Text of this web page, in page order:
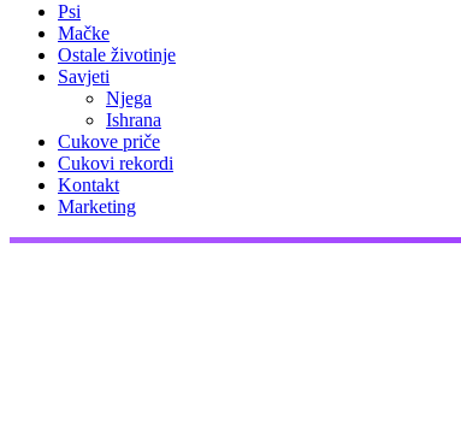
Psi
Mačke
Ostale životinje
Savjeti
Njega
Ishrana
Cukove priče
Cukovi rekordi
Kontakt
Marketing